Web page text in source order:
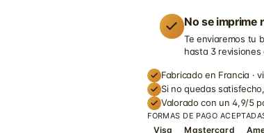
No se imprime
Te enviaremos tu
hasta 3
Fabricado en Francia ·
Si no quedas
Valorado con un 4,9/5
FORMAS DE PAGO
Visa Mastercard